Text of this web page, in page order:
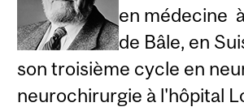
en médecine
de Bâle, en
son troisième cycle en
neurochirurgie à l'hôpital